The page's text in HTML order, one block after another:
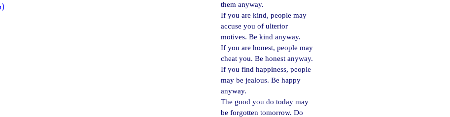
them anyway.
If you are kind, people may
accuse you of ulterior
motives. Be kind anyway.
If you are honest, people may
cheat you. Be honest anyway.
If you find happiness, people
may be jealous. Be happy
anyway.
The good you do today may
be forgotten tomorrow. Do